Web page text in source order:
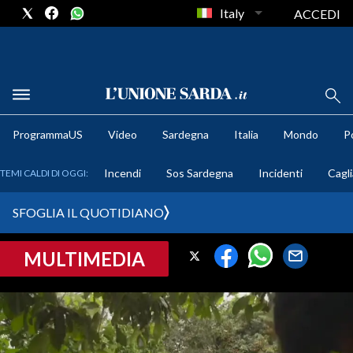
METEO
CRONACA SARDEGNA
PROVINCIA DI CAGLIARI
SULCIS IGLESIENTE
Italy ACCEDI
ProgrammaUS Video Sardegna Italia Mondo
TEMI CALDI DI OGGI: Incendi Sos Sardegna Incidenti
SFOGLIA IL QUOTIDIANO
MULTIMEDIA